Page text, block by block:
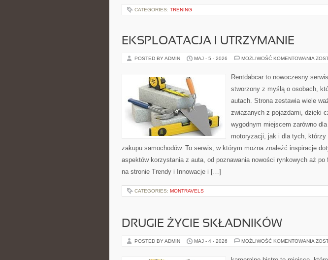
CATEGORIES: TRENING
EKSPLOATACJA I UTRZYMANIE
POSTED BY ADMIN MAJ - 5 - 2026 MOŻLIWOŚĆ KOMENTOWANIA
Rentdabcar to nowoczesny
stworzony z myślą o osobach,
autach. Strona zestawia wiele
związanych z pojazdami, dzięki
wygodnym miejscem zarówno dla
motoryzacji, jak i dla tych, którzy
zakupu samochodów. To serwis, w którym można znaleźć inspiracje
aspektów korzystania z auta, od poznawania nowości rynkowych aż po
na stronie Trendy i Innowacje i […]
CATEGORIES: MONTRAVELS
DRUGIE ŻYCIE SKŁADNIKÓW
POSTED BY ADMIN MAJ - 4 - 2026 MOŻLIWOŚĆ KOMENTOWANIA